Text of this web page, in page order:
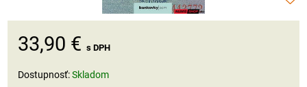
33,90 € s DPH
Dostupnosť:Skladom